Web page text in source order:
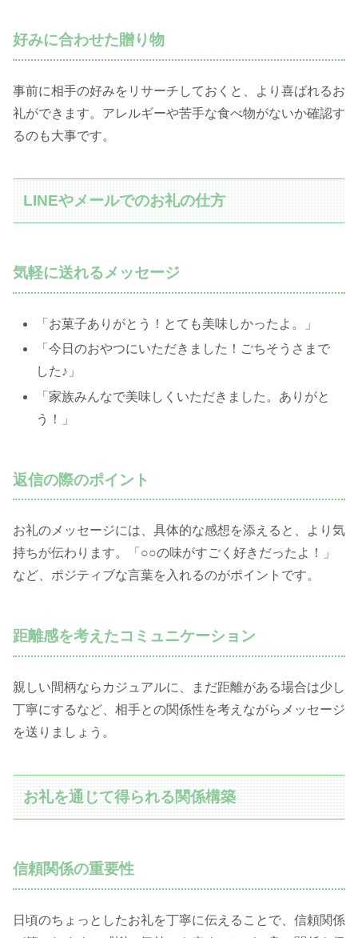
好みに合わせた贈り物
事前に相手の好みをリサーチしておくと、より喜ばれるお
礼ができます。アレルギーや苦手な食べ物がないか確認す
るのも大事です。
LINEやメールでのお礼の仕方
気軽に送れるメッセージ
「お菓子ありがとう！とても美味しかったよ。」
「今日のおやつにいただきました！ごちそうさまで
した♪」
「家族みんなで美味しくいただきました。ありがと
う！」
返信の際のポイント
お礼のメッセージには、具体的な感想を添えると、より気
持ちが伝わります。「○○の味がすごく好きだったよ！」
など、ポジティブな言葉を入れるのがポイントです。
距離感を考えたコミュニケーション
親しい間柄ならカジュアルに、まだ距離がある場合は少し
丁寧にするなど、相手との関係性を考えながらメッセージ
を送りましょう。
お礼を通じて得られる関係構築
信頼関係の重要性
日頃のちょっとしたお礼を丁寧に伝えることで、信頼関係